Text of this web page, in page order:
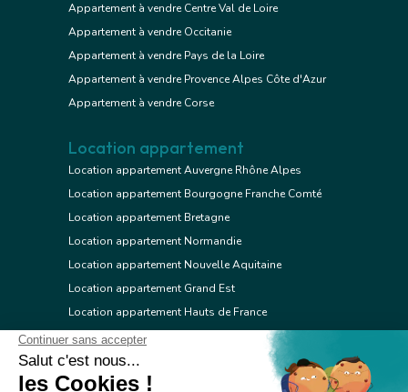
Appartement à vendre Centre Val de Loire
Appartement à vendre Occitanie
Appartement à vendre Pays de la Loire
Appartement à vendre Provence Alpes Côte d'Azur
Appartement à vendre Corse
Location appartement
Location appartement Auvergne Rhône Alpes
Location appartement Bourgogne Franche Comté
Location appartement Bretagne
Location appartement Normandie
Location appartement Nouvelle Aquitaine
Location appartement Grand Est
Location appartement Hauts de France
Location appartement Ile de France
Location appartement Centre Val de Loire
Location appartement Occitanie